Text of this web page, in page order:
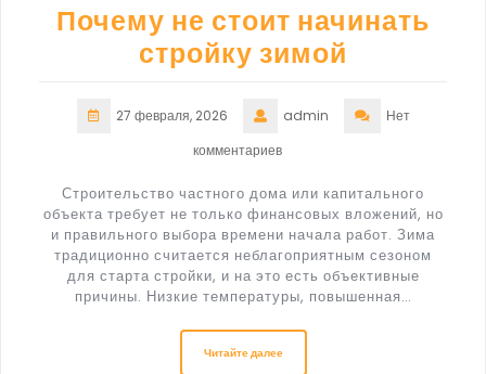
Почему не стоит начинать
стройку зимой
27 февраля, 2026 admin
Нет
комментариев
Строительство частного дома или капитального
объекта требует не только финансовых вложений, но
и правильного выбора времени начала работ. Зима
традиционно считается неблагоприятным сезоном
для старта стройки, и на это есть объективные
причины. Низкие температуры, повышенная…
Читайте далее